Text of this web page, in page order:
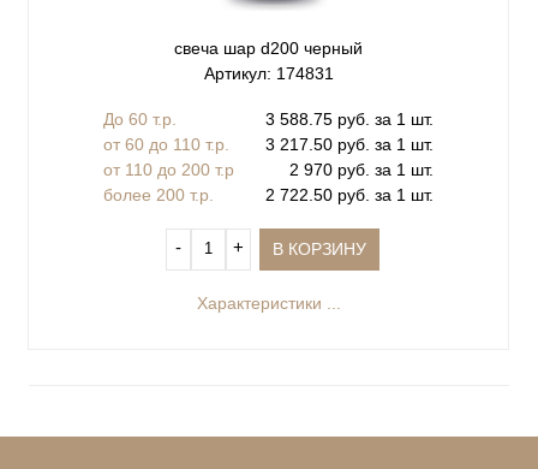
свеча шар d200 черный
Артикул: 174831
До 60 т.р.
3 588.75 руб. за 1 шт.
от 60 до 110 т.р.
3 217.50 руб. за 1 шт.
от 110 до 200 т.р
2 970 руб. за 1 шт.
более 200 т.р.
2 722.50 руб. за 1 шт.
‐ + В КОРЗИНУ
Характеристики ...